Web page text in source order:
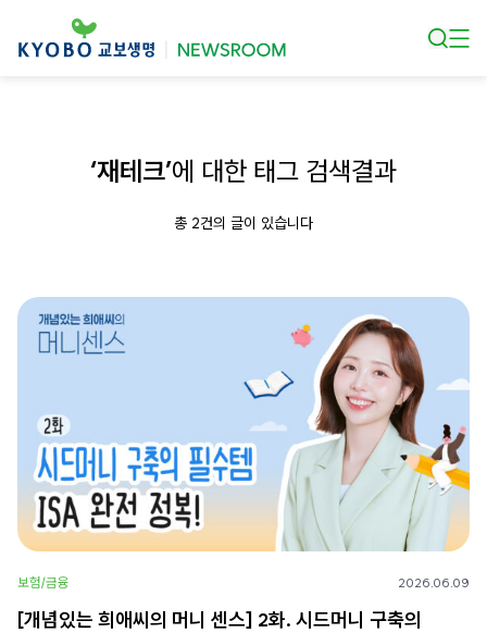
‘재테크’에 대한 태그 검색결과
총 2건의 글이 있습니다
보험/금융 2026.06.09
[개념있는 희애씨의 머니 센스] 2화. 시드머니 구축의